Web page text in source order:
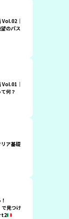
Vol.02｜
のパス
Vol.01｜
何？
ア基礎
見つけ